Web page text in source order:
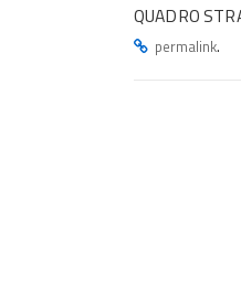
QUADRO
permalink.